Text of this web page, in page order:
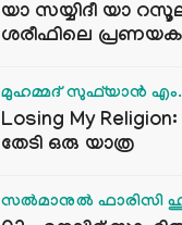
യാ സയ്യിദീ യാ
ശരീഫിലെ
മുഹമ്മദ് സുഫ്‌യാൻ
Losing My
തേടി ഒരു യാത്ര
സൽമാനുൽ ഫാരിസി